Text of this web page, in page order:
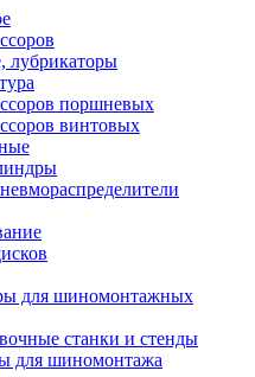
лубрикаторы
поршневых
винтовых
для шиномонтажных
станки и стенды
для шиномонтажа